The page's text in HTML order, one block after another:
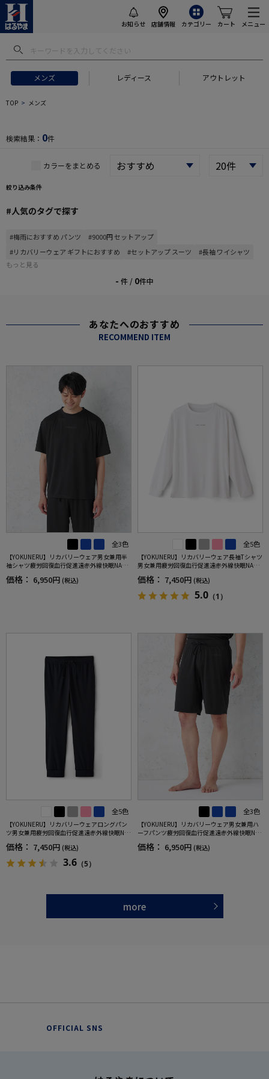
お知らせ 店舗情報 カテゴリー カート メニュー
メンズ レディース アウトレット
TOP メンズ
検索結果： 0件
カラーをまとめる
絞り込み条件
#人気のタグで探す
#梅雨におすすめ パンツ
#9000円 セットアップ
#リカバリーウェア ギフトにおすすめ
#セットアップ スーツ
#長袖 ワイシャツ
もっと見る
- 件 / 0件中
あなたへのおすすめ
RECOMMEND ITEM
全3色
【YOKUNERU】リカバリーウェア男女兼用半
袖シャツ疲労回復血行促進遠赤外線快眠NANO
MIX(R)【一般医療機器】SS～LLサイズ
価格： 6,950円 (税込)
全5色
【YOKUNERU】リカバリーウェア長袖Tシャツ
男女兼用疲労回復血行促進遠赤外線快眠NANO
MIX(R)【一般医療機器】SS～LLサイズ
価格： 7,450円 (税込)
5.0 （1）
全5色
【YOKUNERU】リカバリーウェアロングパン
ツ男女兼用疲労回復血行促進遠赤外線快眠NA
NOMIX(R)【一般医療機器】SS～LLサイズ
価格： 7,450円 (税込)
3.6 （5）
全3色
【YOKUNERU】リカバリーウェア男女兼用ハ
ーフパンツ疲労回復血行促進遠赤外線快眠NA
NOMIX(R)【一般医療機器】SS～LLサイズ
価格： 6,950円 (税込)
more
OFFICIAL SNS